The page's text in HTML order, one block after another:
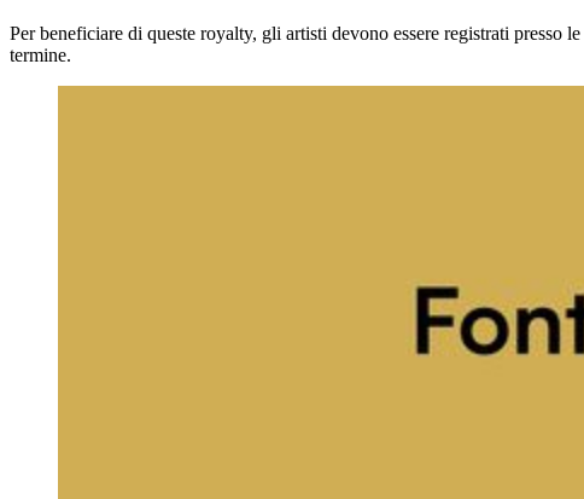
Per beneficiare di queste royalty, gli artisti devono essere registrati presso le
termine.